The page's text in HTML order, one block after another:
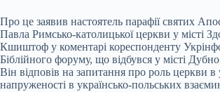
Про це заявив настоятель парафії святих
Павла Римсько-католицької церкви у місті
Кшиштоф у коментарі кореспонденту
Біблійного форуму, що відбувся у місті
Він відповів на запитання про роль церкви в
напруженості в українсько-польських